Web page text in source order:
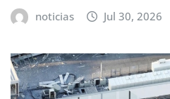
noticias Jul 30, 2026